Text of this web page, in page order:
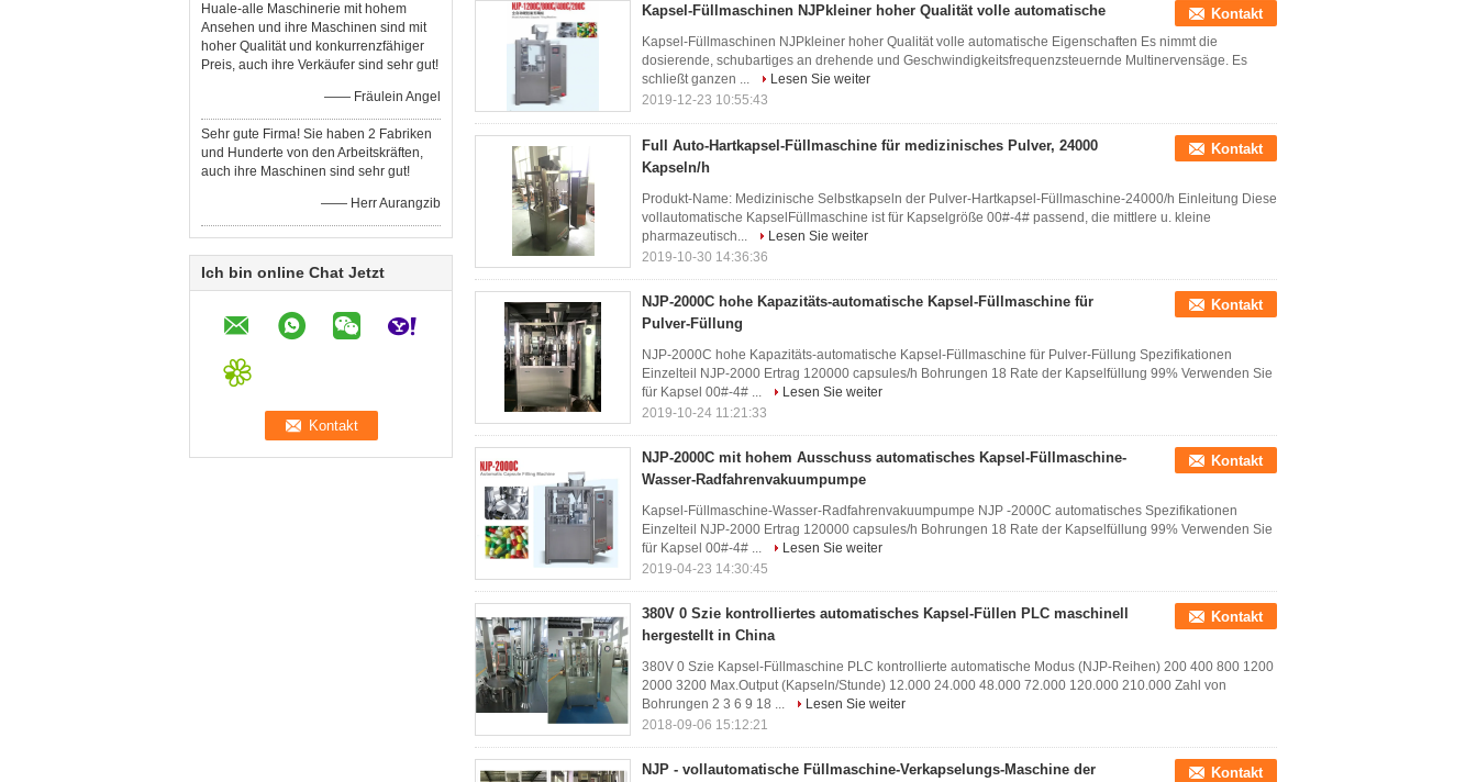
Huale-alle Maschinerie mit hohem
Ansehen und ihre Maschinen sind mit
hoher Qualität und konkurrenzfähiger
Preis, auch ihre Verkäufer sind sehr gut!
—— Fräulein Angel
Sehr gute Firma! Sie haben 2 Fabriken
und Hunderte von den Arbeitskräften,
auch ihre Maschinen sind sehr gut!
—— Herr Aurangzib
Ich bin online Chat Jetzt
Kapsel-Füllmaschinen NJPkleiner hoher Qualität volle automatische Kontakt
Kapsel-Füllmaschinen NJPkleiner hoher Qualität volle automatische Eigenschaften Es nimmt die
dosierende, schubartiges an drehende und Geschwindigkeitsfrequenzsteuernde Multinervensäge. Es
schließt ganzen ...
Lesen Sie weiter
2019-12-23 10:55:43
Full Auto-Hartkapsel-Füllmaschine für medizinisches Pulver, 24000
Kapseln/h
Kontakt
Produkt-Name: Medizinische Selbstkapseln der Pulver-Hartkapsel-Füllmaschine-24000/h Einleitung Diese
vollautomatische KapselFüllmaschine ist für Kapselgröße 00#-4# passend, die mittlere u. kleine
pharmazeutisch...
Lesen Sie weiter
2019-10-30 14:36:36
NJP-2000C hohe Kapazitäts-automatische Kapsel-Füllmaschine für
Pulver-Füllung
Kontakt
NJP-2000C hohe Kapazitäts-automatische Kapsel-Füllmaschine für Pulver-Füllung Spezifikationen
Einzelteil NJP-2000 Ertrag 120000 capsules/h Bohrungen 18 Rate der Kapselfüllung 99% Verwenden Sie
für Kapsel 00#-4# ...
Lesen Sie weiter
2019-10-24 11:21:33
NJP-2000C mit hohem Ausschuss automatisches Kapsel-Füllmaschine-
Wasser-Radfahrenvakuumpumpe
Kontakt
Kapsel-Füllmaschine-Wasser-Radfahrenvakuumpumpe NJP -2000C automatisches Spezifikationen
Einzelteil NJP-2000 Ertrag 120000 capsules/h Bohrungen 18 Rate der Kapselfüllung 99% Verwenden Sie
für Kapsel 00#-4# ...
Lesen Sie weiter
2019-04-23 14:30:45
380V 0 Szie kontrolliertes automatisches Kapsel-Füllen PLC maschinell
hergestellt in China
Kontakt
380V 0 Szie Kapsel-Füllmaschine PLC kontrollierte automatische Modus (NJP-Reihen) 200 400 800 1200
2000 3200 Max.Output (Kapseln/Stunde) 12.000 24.000 48.000 72.000 120.000 210.000 Zahl von
Bohrungen 2 3 6 9 18 ...
Lesen Sie weiter
2018-09-06 15:12:21
NJP - vollautomatische Füllmaschine-Verkapselungs-Maschine der Kontakt